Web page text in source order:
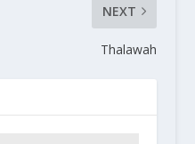
NEXT
Thalawah